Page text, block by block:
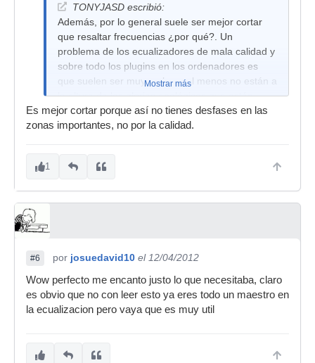
TONYJASD escribió:
Además, por lo general suele ser mejor cortar
que resaltar frecuencias ¿por qué?. Un
problema de los ecualizadores de mala calidad y
sobre todo los plugins en los ordenadores es
que suelen ser muy malos o al menos no están a
la altura de las glorias analógicas que están
consideradas como “biensonantes”. Siendo así,
una buena política es quitar en vez de dar, ya
hay problema porque simplemente sustraemos
Mostrar más
Es mejor cortar porque así no tienes desfases en las
zonas importantes, no por la calidad.
1
#6 por josuedavid10 el 12/04/2012
Wow perfecto me encanto justo lo que necesitaba, claro
es obvio que no con leer esto ya eres todo un maestro en
la ecualizacion pero vaya que es muy util